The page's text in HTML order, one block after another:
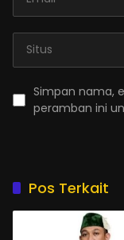
Simpan nama,
peramban ini
Pos Terkait